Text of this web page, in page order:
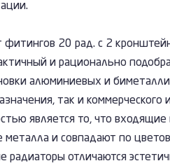
фитингов 20 рад. с 2
и рационально
алюминиевых и
так и
является то, что
металла и совпадают по
радиаторы отличаются